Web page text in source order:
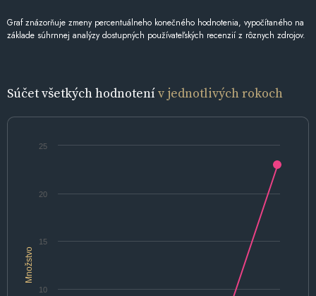
Graf znázorňuje zmeny percentuálneho konečného hodnotenia, vypočítaného na
základe súhrnnej analýzy dostupných používateľských recenzií z rôznych zdrojov.
Súčet všetkých hodnotenív jednotlivých rokoch
Množstvo
10
15
20
25